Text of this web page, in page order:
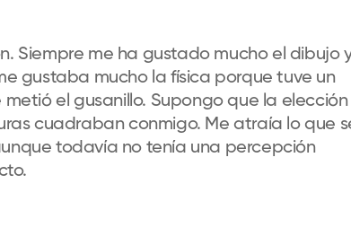
Siempre me ha gustado mucho el dibujo
gustaba mucho la física porque tuve un
el gusanillo. Supongo que la
cuadraban conmigo. Me atraía lo que
todavía no tenía una percepción